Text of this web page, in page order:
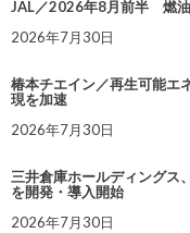
JAL／2026年8月前半 燃油
2026年7月30日
椿本チエイン／再生可能エ
現を加速
2026年7月30日
三井倉庫ホールディングス
を開発・導入開始
2026年7月30日